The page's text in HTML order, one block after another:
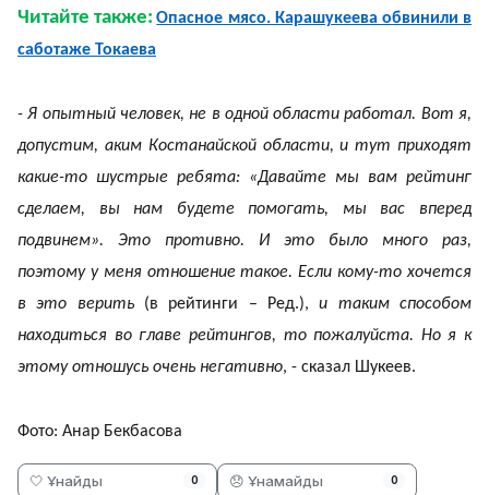
Читайте также: Опасное мясо. Карашукеева обвинили в
саботаже Токаева
- Я опытный человек, не в одной области работал. Вот я,
допустим, аким Костанайской области, и тут приходят
какие-то шустрые ребята: «Давайте мы вам рейтинг
сделаем, вы нам будете помогать, мы вас вперед
подвинем». Это противно. И это было много раз,
поэтому у меня отношение такое. Если кому-то хочется
в это верить(в рейтинги – Ред.),и таким способом
находиться во главе рейтингов, то пожалуйста. Но я к
этому отношусь очень негативно, - сказал Шукеев.
Фото: Анар Бекбасова
🤍 Ұнайды 0 😞 Ұнамайды 0